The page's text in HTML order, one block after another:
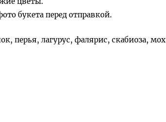
букета перед отправкой.
перья, лагурус, фалярис, скабиоза, мох